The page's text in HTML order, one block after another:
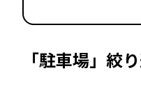
「駐車場」絞